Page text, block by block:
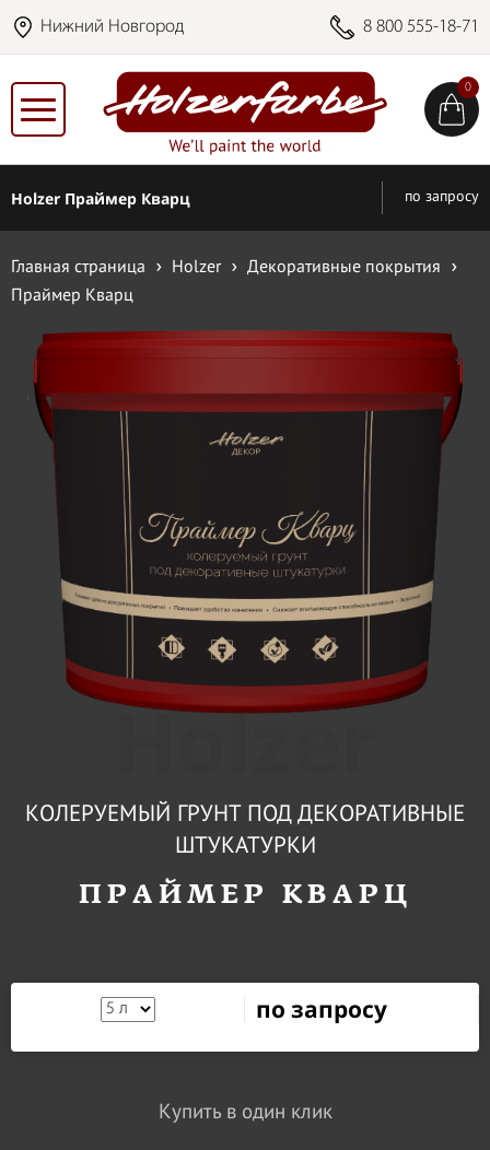
Нижний Новгород 8 800 555-18-71
0
Holzer Праймер Кварц по запросу
Главная страница Holzer
Декоративные покрытия
Праймер Кварц
Holzer
КОЛЕРУЕМЫЙ ГРУНТ ПОД ДЕКОРАТИВНЫЕ
ШТУКАТУРКИ
ПРАЙМЕР КВАРЦ
по запросу
Купить в один клик